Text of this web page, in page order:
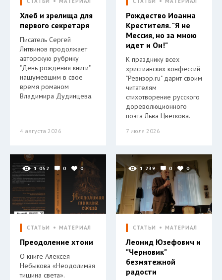
Хлеб и зрелища для
первого секретаря
Писатель Сергей
Литвинов продолжает
авторскую рубрику
"День рождения книги"
нашумевшим в свое
время романом
Владимира Дудинцева.
4 августа 2026
Рождество Иоанна
Крестителя. "Я не
Мессия, но за мною
идет и Он!"
К празднику всех
христианских конфессий
"Ревизор.ru" дарит своим
читателям
стихотворение русского
дореволюционного
поэта Льва Цветкова.
7 июля 2026
1 052 0 0
СТАТЬИ МАТЕРИАЛ
Преодоление хтони
О книге Алексея
Небыкова «Неодолимая
тишина света».
1 239 0 0
СТАТЬИ МАТЕРИАЛ
Леонид Юзефович и
"Черновик"
безмятежной
радости